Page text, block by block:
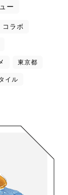
ー
コラボ
東京都
イル